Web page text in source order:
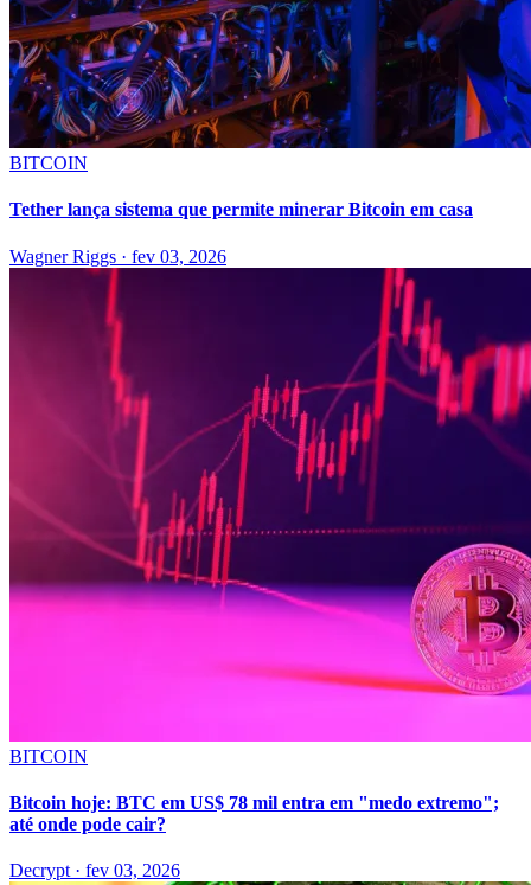
BITCOIN
Tether lança sistema que permite minerar Bitcoin em casa
Wagner Riggs · fev 03, 2026
BITCOIN
Bitcoin hoje: BTC em US$ 78 mil entra em "medo extremo";
até onde pode cair?
Decrypt · fev 03, 2026